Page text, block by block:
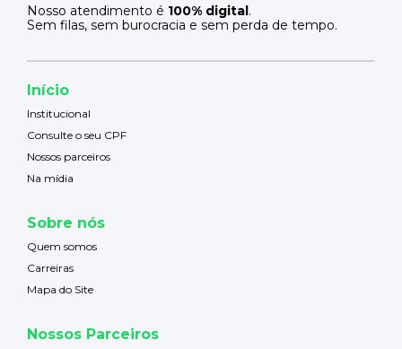
Nosso atendimento é 100% digital .
Sem filas, sem burocracia e sem perda de tempo.
Início
Institucional
Consulte o seu CPF
Nossos parceiros
Na mídia
Sobre nós
Quem somos
Carreiras
Mapa do Site
Nossos Parceiros